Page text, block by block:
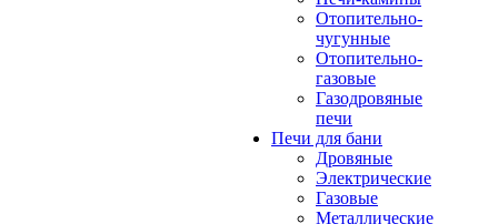
Отопительно-
чугунные
Отопительно-
газовые
Газодровяные
печи
Печи для бани
Дровяные
Электрические
Газовые
Металлические